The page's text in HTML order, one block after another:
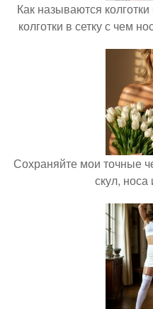
Как называются
колготки в сетку с чем
Сохраняйте мои точные
скул, носа